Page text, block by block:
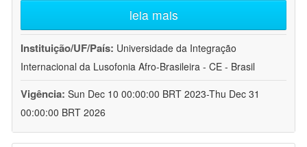
leia mais
Instituição/UF/País: Universidade da Integração
Internacional da Lusofonia Afro-Brasileira - CE - Brasil
Vigência: Sun Dec 10 00:00:00 BRT 2023-Thu Dec 31
00:00:00 BRT 2026